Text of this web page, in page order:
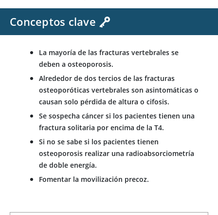
Conceptos clave
La mayoría de las fracturas vertebrales se
deben a osteoporosis.
Alrededor de dos tercios de las fracturas
osteoporóticas vertebrales son asintomáticas o
causan solo pérdida de altura o cifosis.
Se sospecha cáncer si los pacientes tienen una
fractura solitaria por encima de la T4.
Si no se sabe si los pacientes tienen
osteoporosis realizar una radioabsorciometría
de doble energía.
Fomentar la movilización precoz.